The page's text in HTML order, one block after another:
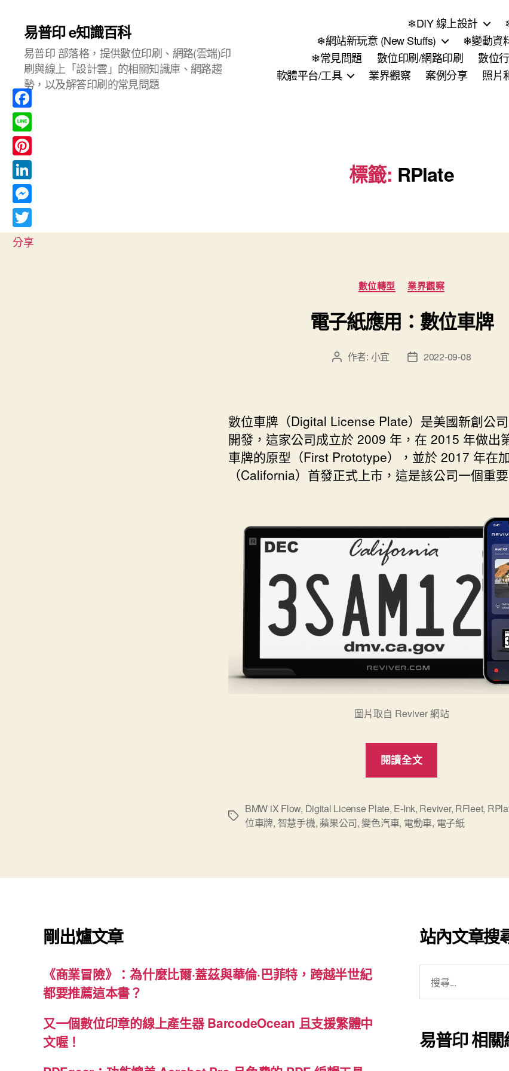
易普印 e知識百科
易普印 部落格，提供數位印刷、網路(雲端)印
刷與線上「設計雲」的相關知識庫、網路趨
勢，以及解答印刷的常見問題
❄DIY 線上設計
❄網站新玩意 (New Stuffs)
❄變動資
❄常見問題
數位印刷/網路印刷 數位
軟體平台/工具
業界觀察 案例分享 照片
標籤: RPlate
分
類
數位轉型 業界觀察
電子紙應用：數位車牌
文 作者: 小宜
文
期
2022-09-08
數位車牌（Digital License Plate）是美國新創公司
開發，這家公司成立於 2009 年，在 2015 年做出
車牌的原型（First Prototype），並於 2017 年在
（California）首發正式上市，這是該公司一個重
圖片取自 Reviver 網站
閱讀全文
應
用：
車
標
BMW iX Flow, Digital License Plate, E-Ink, Reviver, RFleet,
位車牌, 智慧手機,蘋果公司, 變色汽車, 電動車, 電子紙
剛出爐文章
《商業冒險》：為什麼比爾·蓋茲與華倫·巴菲特，跨越半世紀
都要推薦這本書？
又一個數位印章的線上產生器 BarcodeOcean 且支援繁體中
文喔！
站內文章搜
字:
易普印 相關
F
a
c
e
b
o
o
k
L
i
n
e
P
i
n
t
e
L
i
n
k
M
e
s
T
分享